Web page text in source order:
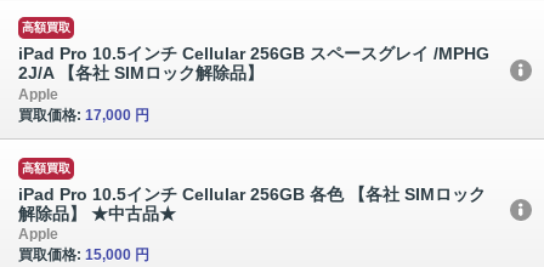
高額買取
iPad Pro 10.5インチ Cellular 256GB スペースグレイ /MPHG
2J/A 【各社 SIMロック解除品】
Apple
買取価格: 17,000 円
高額買取
iPad Pro 10.5インチ Cellular 256GB 各色 【各社 SIMロック
解除品】 ★中古品★
Apple
買取価格: 15,000 円